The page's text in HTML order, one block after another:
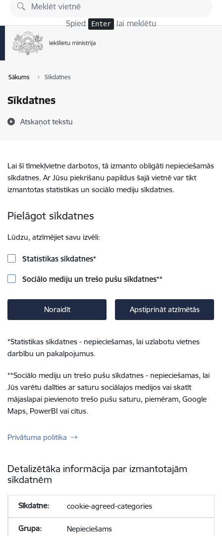
Pāriet uz lapas saturu
Spied Enter lai meklētu
Sākums Sīkdatnes
Sīkdatnes
Atskaņot tekstu
Lai šī tīmekļvietne darbotos, tā izmanto obligāti nepieciešamās
sīkdatnes. Ar Jūsu piekrišanu papildus šajā vietnē var tikt
izmantotas statistikas un sociālo mediju sīkdatnes.
Pielāgot sīkdatnes
Lūdzu, atzīmējiet savu izvēli:
Statistikas sīkdatnes*
Sociālo mediju un trešo pušu sīkdatnes**
Noraidīt Apstiprināt atzīmētās
*Statistikas sīkdatnes - nepieciešamas, lai uzlabotu vietnes
darbību un pakalpojumus.
**Sociālo mediju un trešo pušu sīkdatnes - nepieciešamas, lai
Jūs varētu dalīties ar saturu sociālajos medijos vai skatīt
mājaslapai pievienoto trešo pušu saturu, piemēram, Google
Maps, PowerBI vai citus.
Privātuma politika
Detalizētāka informācija par izmantotajām
sīkdatnēm
cookie-agreed-categories
Nepieciešams